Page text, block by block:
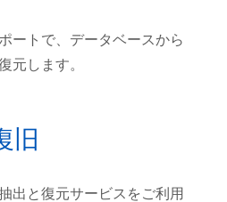
ートで、データベースから
元します。
旧
出と復元サービスをご利用